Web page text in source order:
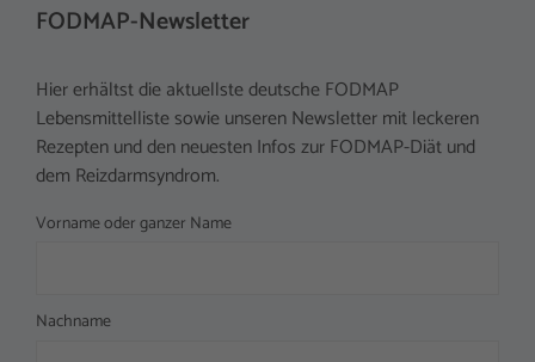
FODMAP-Newsletter
Hier erhältst die aktuellste deutsche FODMAP
Lebensmittelliste sowie unseren Newsletter mit leckeren
Rezepten und den neuesten Infos zur FODMAP-Diät und
dem Reizdarmsyndrom.
Vorname oder ganzer Name
Nachname